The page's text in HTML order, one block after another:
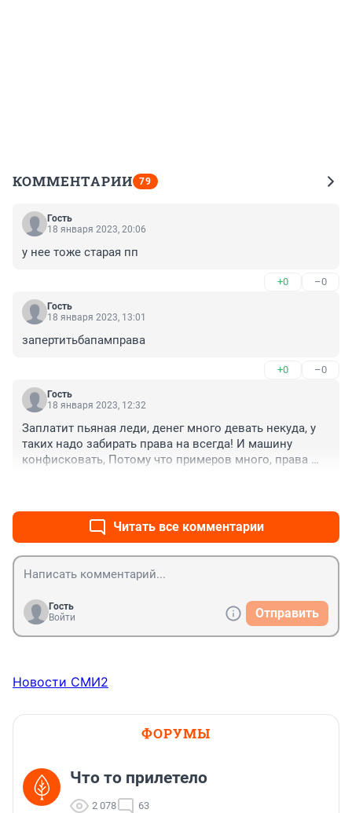
КОММЕНТАРИИ 79
Гость
18 января 2023, 20:06
у нее тоже старая пп
+0 –0
Гость
18 января 2023, 13:01
запертитьбапамправа
+0 –0
Гость
18 января 2023, 12:32
Заплатит пьяная леди, денег много девать некуда, у
таких надо забирать права на всегда! И машину
конфисковать, Потому что примеров много, права
Читать все комментарии
Гость
Войти
Отправить
Новости СМИ2
ФОРУМЫ
Что то прилетело
2 078 63